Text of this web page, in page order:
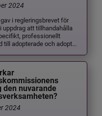
2024
i regleringsbrevet för
uppdrag att tillhandahålla
professionellt
till adopterade och adopt...
den nuvarande
2024